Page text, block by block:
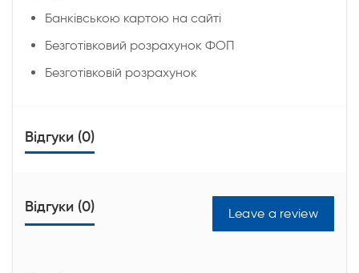
Банківською картою на сайті
Безготівковий розрахунок ФОП
Безготівковій розрахунок
Відгуки (0)
Відгуки (0) Leave a review